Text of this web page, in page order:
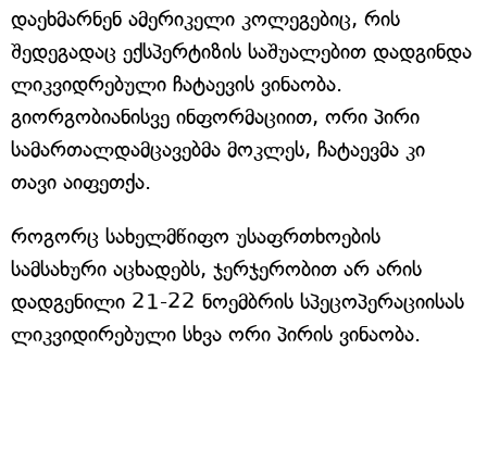
დაეხმარნენ ამერიკელი კოლეგებიც, რის
შედეგადაც ექსპერტიზის საშუალებით დადგინდა
ლიკვიდრებული ჩატაევის ვინაობა.
გიორგობიანისვე ინფორმაციით, ორი პირი
სამართალდამცავებმა მოკლეს, ჩატაევმა კი
თავი აიფეთქა.
როგორც სახელმწიფო უსაფრთხოების
სამსახური აცხადებს, ჯერჯერობით არ არის
დადგენილი 21-22 ნოემბრის სპეცოპერაციისას
ლიკვიდირებული სხვა ორი პირის ვინაობა.